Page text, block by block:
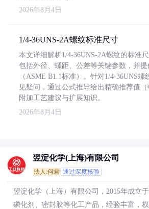
2026年8月4日
1/4-36UNS-2A螺纹标准尺寸
本文详细解析1/4-36UNS-2A螺纹的标准
包括外径、螺距、公差等关键参数，并
（ASME B1.1标准）。针对1/4-36UNS螺
见疑问，通过公式推导给出精确推荐值
附加工艺建议与扩展知识。
2026年8月4日
翌淀化学(上海)有限公司
法人:何君 通过深度核验
翌淀化学（上海）有限公司，2015年成立
磷化剂、密封胶等化工产品，经验丰富，权